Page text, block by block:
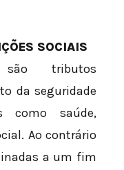
SOCIAIS
são tributos
da seguridade
como saúde,
Ao contrário
a um fim